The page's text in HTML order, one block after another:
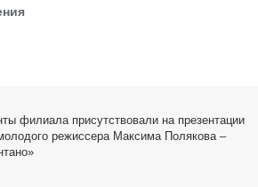
филиала присутствовали на презентации
режиссера Максима Полякова –